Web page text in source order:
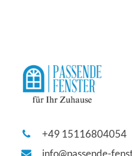
+49 15116804054
info@passende-